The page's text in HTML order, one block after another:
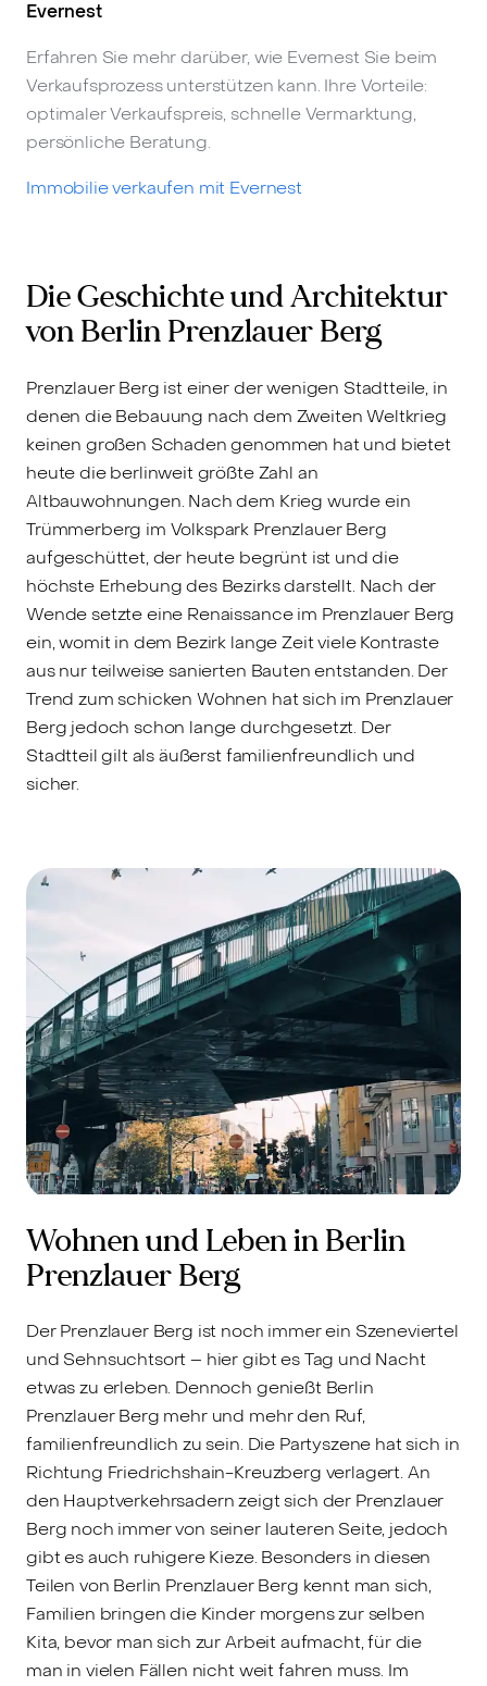
Evernest
Erfahren Sie mehr darüber, wie Evernest Sie beim
Verkaufsprozess unterstützen kann. Ihre Vorteile:
optimaler Verkaufspreis, schnelle Vermarktung,
persönliche Beratung.
Immobilie verkaufen mit Evernest
Die Geschichte und Architektur
von Berlin Prenzlauer Berg
Prenzlauer Berg ist einer der wenigen Stadtteile, in
denen die Bebauung nach dem Zweiten Weltkrieg
keinen großen Schaden genommen hat und bietet
heute die berlinweit größte Zahl an
Altbauwohnungen. Nach dem Krieg wurde ein
Trümmerberg im Volkspark Prenzlauer Berg
aufgeschüttet, der heute begrünt ist und die
höchste Erhebung des Bezirks darstellt. Nach der
Wende setzte eine Renaissance im Prenzlauer Berg
ein, womit in dem Bezirk lange Zeit viele Kontraste
aus nur teilweise sanierten Bauten entstanden. Der
Trend zum schicken Wohnen hat sich im Prenzlauer
Berg jedoch schon lange durchgesetzt. Der
Stadtteil gilt als äußerst familienfreundlich und
sicher.
Wohnen und Leben in Berlin
Prenzlauer Berg
Der Prenzlauer Berg ist noch immer ein Szeneviertel
und Sehnsuchtsort – hier gibt es Tag und Nacht
etwas zu erleben. Dennoch genießt Berlin
Prenzlauer Berg mehr und mehr den Ruf,
familienfreundlich zu sein. Die Partyszene hat sich in
Richtung Friedrichshain-Kreuzberg verlagert. An
den Hauptverkehrsadern zeigt sich der Prenzlauer
Berg noch immer von seiner lauteren Seite, jedoch
gibt es auch ruhigere Kieze. Besonders in diesen
Teilen von Berlin Prenzlauer Berg kennt man sich,
Familien bringen die Kinder morgens zur selben
Kita, bevor man sich zur Arbeit aufmacht, für die
man in vielen Fällen nicht weit fahren muss. Im